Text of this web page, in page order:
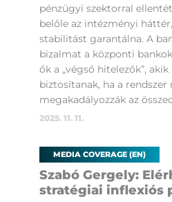
pénzügyi szektorral
belőle az intézményi
stabilitást garantálna. A
bizalmat a központi
ők a „végső hitelezők”,
biztosítanak, ha a rendszer
megakadályozzák az
2025. 11. 11.
MEDIA COVERAGE (EN)
Szabó Gergely:
stratégiai inflexiós